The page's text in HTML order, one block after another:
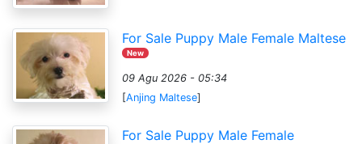
For Sale Puppy Male Female Maltese
New
09 Agu 2026 - 05:34
[Anjing Maltese]
For Sale Puppy Male Female